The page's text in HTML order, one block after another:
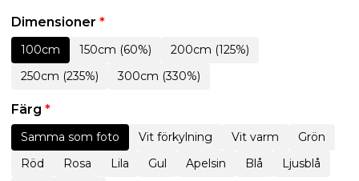
Dimensioner *
100cm 150cm (60%)
200cm (125%)
250cm (235%)
300cm (330%)
Färg *
Samma som foto Vit förkylning Vit varm
Grön
Röd
Rosa Lila Gul Apelsin Blå
Ljusblå